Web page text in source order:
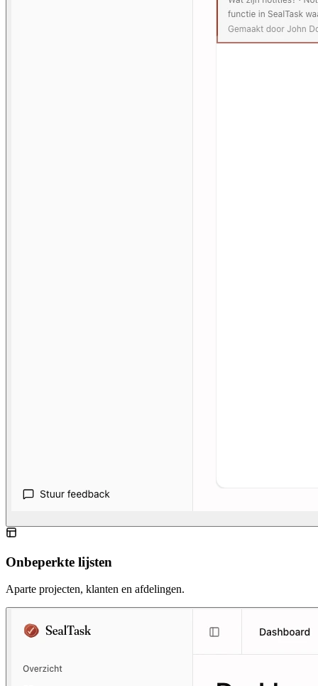
Onbeperkte lijsten
Aparte projecten, klanten en afdelingen.